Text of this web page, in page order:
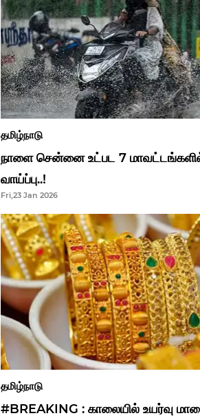
தமிழ்நாடு
நாளை சென்னை உட்பட 7
வாய்ப்பு..!
Fri,23 Jan 2026
தமிழ்நாடு
#BREAKING : காலையில் உயர்வு